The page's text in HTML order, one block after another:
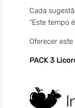
Cada
“Este tempo
Oferecer
PACK 3